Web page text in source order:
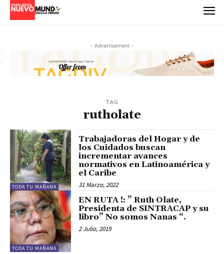
- Advertisement -
TAG
rutholate
TODA TU MAÑANA
Trabajadoras del Hogar y de
los Cuidados buscan
incrementar avances
normativos en Latinoamérica y
el Caribe
31 Marzo, 2022
TODA TU MAÑANA
EN RUTA !: ” Ruth Olate,
Presidenta de SINTRACAP y su
libro” No somos Nanas “.
2 Julio, 2019